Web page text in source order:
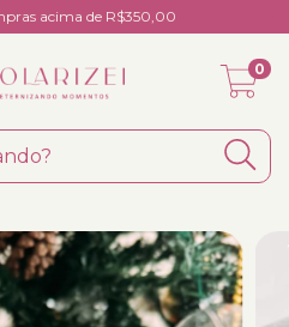
acima de R$350,00
0